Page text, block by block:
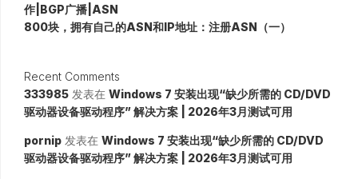
作|BGP广播|ASN
800块，拥有自己的ASN和IP地址：注册ASN（一）
Recent Comments
333985 发表在 Windows 7 安装出现“缺少所需的 CD/DVD
驱动器设备驱动程序” 解决方案 | 2026年3月测试可用
pornip 发表在 Windows 7 安装出现“缺少所需的 CD/DVD
驱动器设备驱动程序” 解决方案 | 2026年3月测试可用